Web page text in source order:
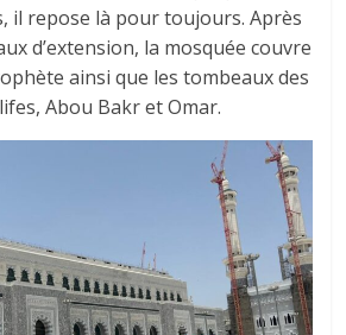
il repose là pour toujours. Après
d’extension, la mosquée couvre
ainsi que les tombeaux des
Abou Bakr et Omar.